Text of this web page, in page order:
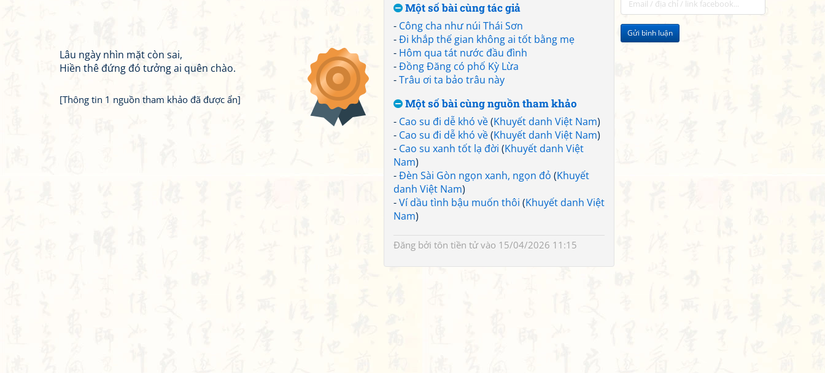
Gửi bình luận
Một số bài cùng tác giả
- Công cha như núi Thái Sơn
-Đi khắp thế gian không ai tốt bằng mẹ
- Hôm qua tát nước đầu đình
-Đồng Đăng có phố Kỳ Lừa
-Trâu ơi ta bảo trâu này
Một số bài cùng nguồn tham khảo
- Cao su đi dễ khó về(Khuyết danh Việt Nam)
- Cao su đi dễ khó về(Khuyết danh Việt Nam)
- Cao su xanh tốt lạ đời (Khuyết danh Việt
Nam)
-Đèn Sài Gòn ngọn xanh, ngọn đỏ (Khuyết
danh Việt Nam)
-Ví dầu tình bậu muốn thôi (Khuyết danh Việt
Nam)
Đăng bởi tôn tiền tửvào 15/04/2026 11:15
Lâu ngày nhìn mặt còn sai,
Hiền thê đứng đó tưởng ai quên chào.
[Thông tin 1 nguồn tham khảo đã được ẩn]